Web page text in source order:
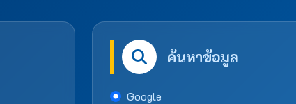
ค้นหาข้อมูล
Google